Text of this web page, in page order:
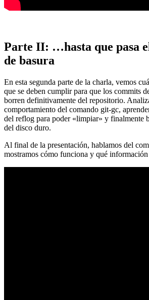
Parte II: …hasta que pasa
de basura
En esta segunda parte de la charla, vemos
que se deben cumplir para que los commits
borren definitivamente del repositorio.
comportamiento del comando git-gc,
del reflog para poder «limpiar» y finalmente
del disco duro.
Al final de la presentación, hablamos del
mostramos cómo funciona y qué información